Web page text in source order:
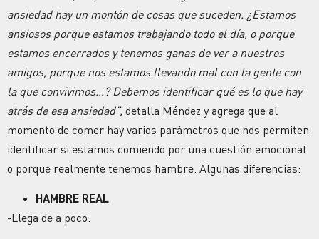
ansiedad hay un montón de cosas que suceden. ¿Estamos
ansiosos porque estamos trabajando todo el día, o porque
estamos encerrados y tenemos ganas de ver a nuestros
amigos, porque nos estamos llevando mal con la gente con
la que convivimos…? Debemos identificar qué es lo que hay
atrás de esa ansiedad”, detalla Méndez y agrega que al
momento de comer hay varios parámetros que nos permiten
identificar si estamos comiendo por una cuestión emocional
o porque realmente tenemos hambre. Algunas diferencias:
HAMBRE REAL
-Llega de a poco.